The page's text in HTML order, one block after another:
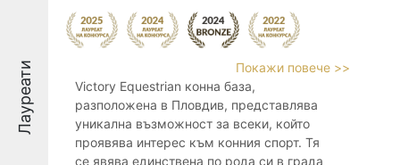
Лауреати
Покажи повече >>
Victory Equestrian конна база,
разположена в Пловдив, представлява
уникална възможност за всеки, който
проявява интерес към конния спорт. Тя
се явява единствена по рода си в града